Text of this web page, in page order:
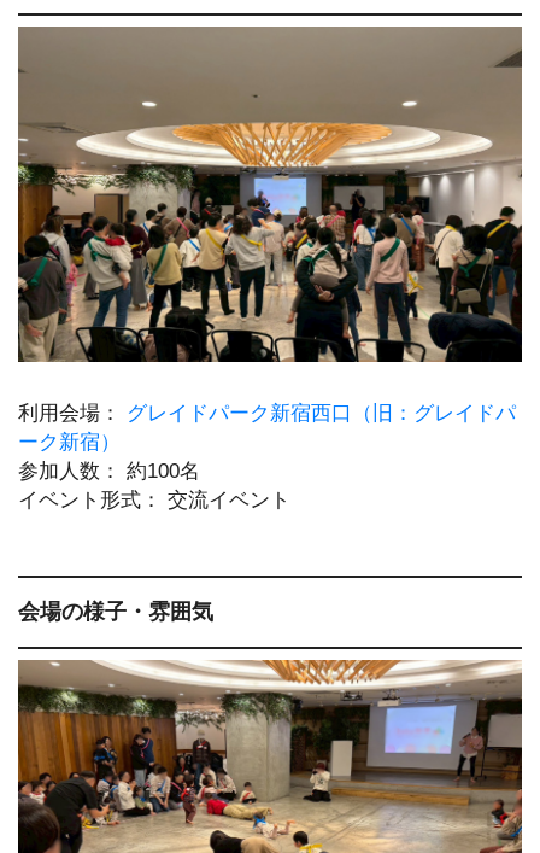
利用会場：
グレイドパーク新宿西口（旧：グレイドパ
ーク新宿）
参加人数： 約100名
イベント形式： 交流イベント
会場の様子・雰囲気